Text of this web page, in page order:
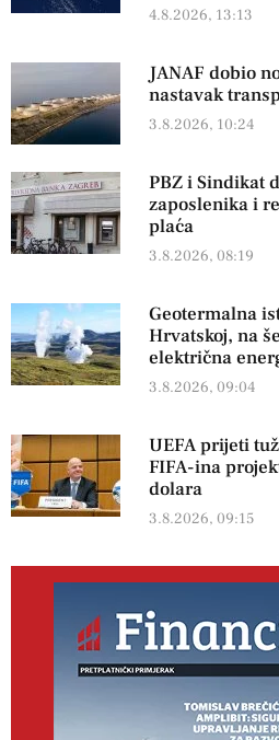
4.8.2026, 13:13
JANAF dobio
nastavak
3.8.2026, 10:24
PBZ i Sindikat
zaposlenika i
plaća
3.8.2026, 08:19
Geotermalna
Hrvatskoj, na
električna
3.8.2026, 09:04
UEFA prijeti
FIFA-ina
dolara
3.8.2026, 09:15